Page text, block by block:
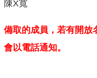
陳X寬
備取的成員，若有開放
會以電話通知。